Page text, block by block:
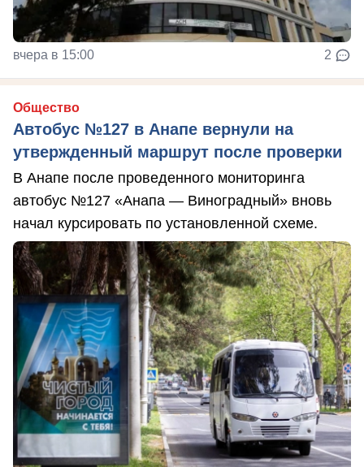
вчера в 15:00 2
Общество
Автобус №127 в Анапе вернули на
утвержденный маршрут после проверки
В Анапе после проведенного мониторинга
автобус №127 «Анапа — Виноградный» вновь
начал курсировать по установленной схеме.